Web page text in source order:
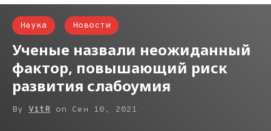
Наука Новости
Ученые назвали неожиданный
фактор, повышающий риск
развития слабоумия
By VitR on Сен 10, 2021